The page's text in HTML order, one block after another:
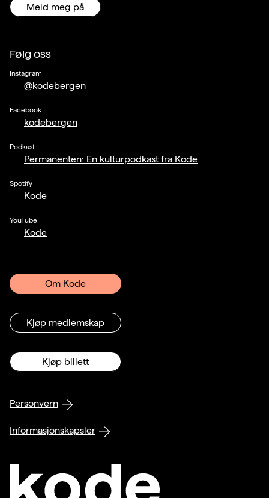
Meld meg på
Følg oss
Instagram
@kodebergen
Facebook
kodebergen
Podkast
Permanenten: En kulturpodkast fra Kode
Spotify
Kode
YouTube
Kode
Om Kode
Kjøp medlemskap
Kjøp billett
Personvern
Informasjonskapsler